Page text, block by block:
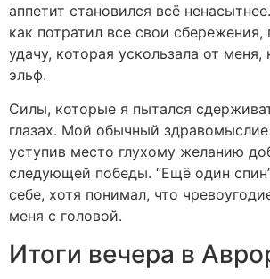
аппетит становился всё
как потратил все свои
удачу, которая ускользала от меня,
эльф.
Силы, которые я пытался
глазах. Мой обычный здравомыслие
уступив место глухому желанию
следующей победы. “Ещё один
себе, хотя понимал, что
меня с головой.
Итоги вечера в